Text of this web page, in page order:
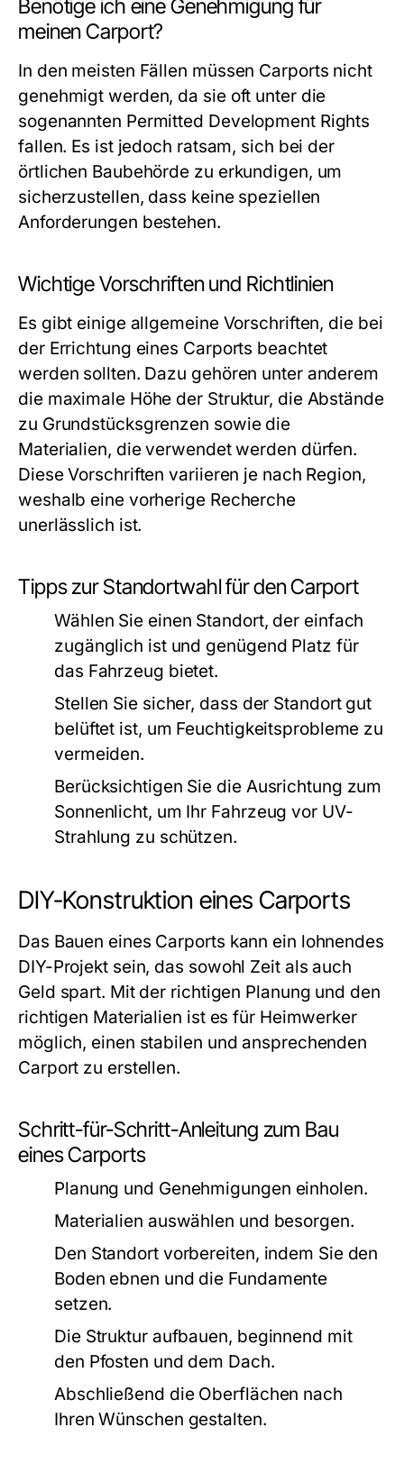
Benötige ich eine Genehmigung für
meinen Carport?
In den meisten Fällen müssen Carports nicht
genehmigt werden, da sie oft unter die
sogenannten Permitted Development Rights
fallen. Es ist jedoch ratsam, sich bei der
örtlichen Baubehörde zu erkundigen, um
sicherzustellen, dass keine speziellen
Anforderungen bestehen.
Wichtige Vorschriften und Richtlinien
Es gibt einige allgemeine Vorschriften, die bei
der Errichtung eines Carports beachtet
werden sollten. Dazu gehören unter anderem
die maximale Höhe der Struktur, die Abstände
zu Grundstücksgrenzen sowie die
Materialien, die verwendet werden dürfen.
Diese Vorschriften variieren je nach Region,
weshalb eine vorherige Recherche
unerlässlich ist.
Tipps zur Standortwahl für den Carport
Wählen Sie einen Standort, der einfach
zugänglich ist und genügend Platz für
das Fahrzeug bietet.
Stellen Sie sicher, dass der Standort gut
belüftet ist, um Feuchtigkeitsprobleme zu
vermeiden.
Berücksichtigen Sie die Ausrichtung zum
Sonnenlicht, um Ihr Fahrzeug vor UV-
Strahlung zu schützen.
DIY-Konstruktion eines Carports
Das Bauen eines Carports kann ein lohnendes
DIY-Projekt sein, das sowohl Zeit als auch
Geld spart. Mit der richtigen Planung und den
richtigen Materialien ist es für Heimwerker
möglich, einen stabilen und ansprechenden
Carport zu erstellen.
Schritt-für-Schritt-Anleitung zum Bau
eines Carports
Planung und Genehmigungen einholen.
Materialien auswählen und besorgen.
Den Standort vorbereiten, indem Sie den
Boden ebnen und die Fundamente
setzen.
Die Struktur aufbauen, beginnend mit
den Pfosten und dem Dach.
Abschließend die Oberflächen nach
Ihren Wünschen gestalten.